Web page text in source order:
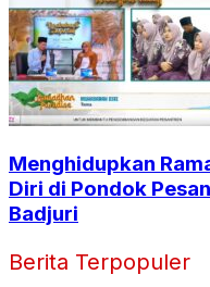
Menghidupkan
Diri di Pondok
Badjuri
Berita Terpopuler